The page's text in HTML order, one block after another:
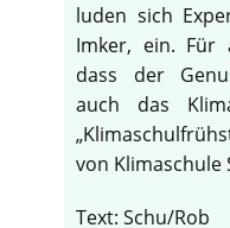
luden sich
Imker, ein. Für
dass der
auch das
von Klimaschule
Text: Schu/Rob